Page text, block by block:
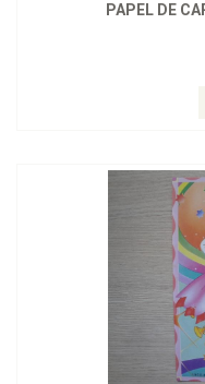
PAPEL DE